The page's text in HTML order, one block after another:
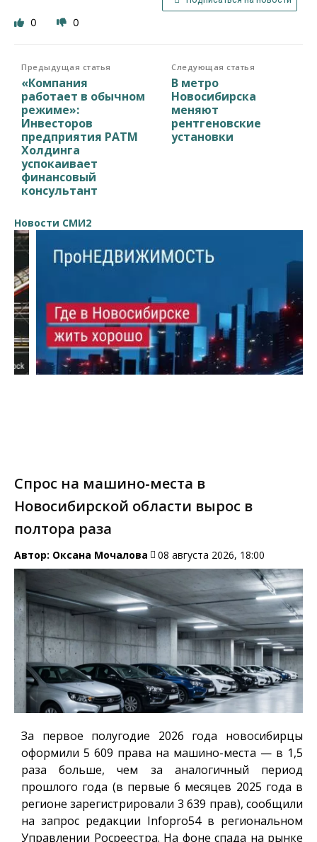
0 0
Предыдущая статья
«Компания
работает в обычном
режиме»:
Инвесторов
предприятия РАТМ
Холдинга
успокаивает
финансовый
консультант
Следующая статья
В метро
Новосибирска
меняют
рентгеновские
установки
Новости СМИ2
Спрос на машино-места в
Новосибирской области вырос в
полтора раза
Автор: Оксана Мочалова 08 августа 2026, 18:00
За первое полугодие 2026 года новосибирцы
оформили 5 609 права на машино-места — в 1,5
раза больше, чем за аналогичный период
прошлого года (в первые 6 месяцев 2025 года в
регионе зарегистрировали 3 639 прав), сообщили
на запрос редакции Infopro54в региональном
Управлении Росреестра. На фоне спада на рынке